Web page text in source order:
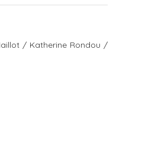
/ Katherine Rondou /